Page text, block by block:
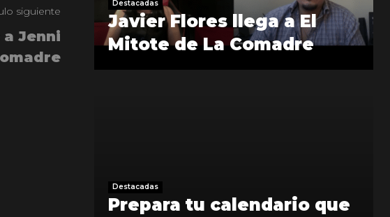
siguiente
Jenni
Destacadas
Javier Flores llega a El
Mitote de La Comadre
Destacadas
Prepara tu calendario que